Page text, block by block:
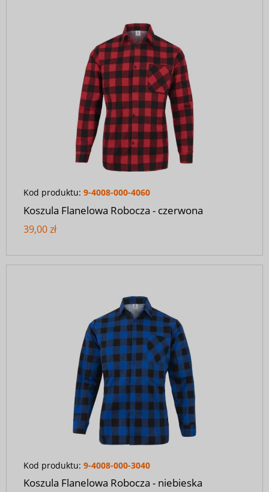
Kod produktu: 9-4008-000-4060
Koszula Flanelowa Robocza - czerwona
39,00 zł
Kod produktu: 9-4008-000-3040
Koszula Flanelowa Robocza - niebieska